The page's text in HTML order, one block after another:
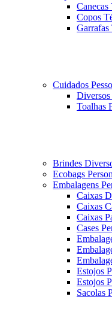
Canecas
Copos
Garrafas
Cuidados
Diversos
Toalhas
Brindes
Ecobags
Embalagens
Caixas
Caixas
Caixas
Cases
Estojos
Estojos
Sacolas